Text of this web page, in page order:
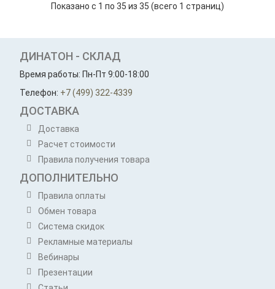
Показано с 1 по 35 из 35 (всего 1 страниц)
ДИНАТОН - СКЛАД
Время работы: Пн-Пт 9:00-18:00
Телефон: +7 (499) 322-4339
ДОСТАВКА
Доставка
Расчет стоимости
Правила получения товара
ДОПОЛНИТЕЛЬНО
Правила оплаты
Обмен товара
Система скидок
Рекламные материалы
Вебинары
Презентации